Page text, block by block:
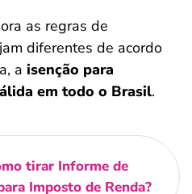
as regras de
diferentes de acordo
a isenção para
em todo o Brasil.
tirar Informe de
Imposto de Renda?